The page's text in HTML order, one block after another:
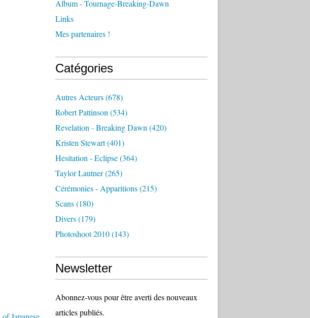
Album - Tournage-Breaking-Dawn
Links
Mes partenaires !
Catégories
Autres Acteurs(678)
Robert Pattinson (534)
Revelation - Breaking Dawn (420)
Kristen Stewart(401)
Hesitation - Eclipse(364)
Taylor Lautner(265)
Cérémonies - Apparitions(215)
Scans(180)
Divers(179)
Photoshoot 2010(143)
Newsletter
Abonnez-vous pour être averti des nouveaux
articles publiés.